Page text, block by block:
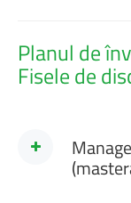
Planul de
Fisele de